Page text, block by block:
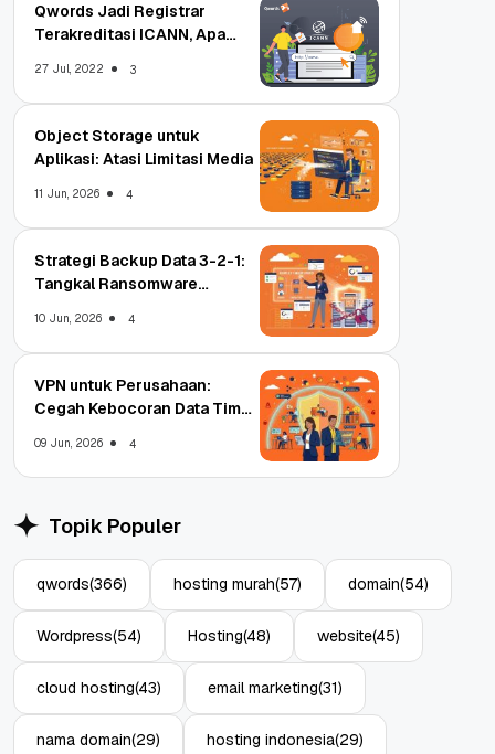
Qwords Jadi Registrar
Terakreditasi ICANN, Apa
27 Jul, 2022 3
Object Storage untuk
Aplikasi: Atasi Limitasi Media
11 Jun, 2026 4
Strategi Backup Data 3-2-1:
Tangkal Ransomware
10 Jun, 2026 4
VPN untuk Perusahaan:
Cegah Kebocoran Data Tim
09 Jun, 2026 4
Topik Populer
qwords(366) hosting murah(57) domain(54)
Wordpress(54) Hosting(48) website(45)
cloud hosting(43) email marketing(31)
nama domain(29) hosting indonesia(29)